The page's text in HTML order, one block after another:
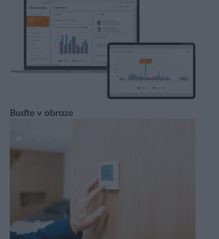
Buďte v obraze